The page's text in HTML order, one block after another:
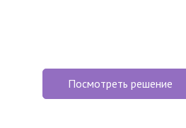
Посмотреть решение